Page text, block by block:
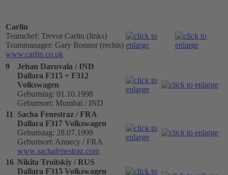
Carlin
Teamchef: Trevor Carlin (links)
Teammanager: Gary Bonnor (rechts)
www.carlin.co.uk
9
Jehan Daruvala / IND
Dallara F315 + F312
Volkswagen
Geburtstag: 01.10.1998
Geburtsort: Mumbai / IND
11
Sacha Fenestraz / FRA
Dallara F317 Volkswagen
Geburtstag: 28.07.1999
Geburtsort: Annecy / FRA
www.sachafenestraz.com
16 Nikita Troitskiy / RUS
Dallara F315 Volkswagen